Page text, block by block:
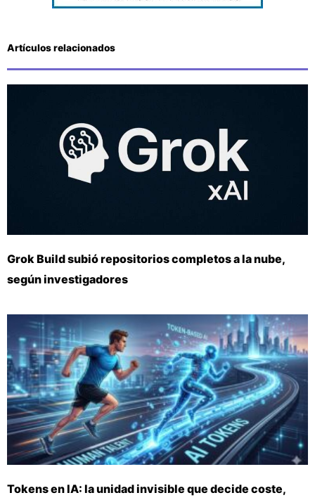
Artículos relacionados
Grok Build subió repositorios completos a la nube,
según investigadores
Tokens en IA: la unidad invisible que decide coste,